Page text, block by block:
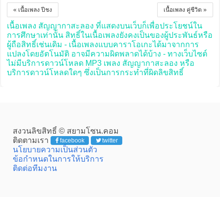
เนื้อเพลง คู่ชีวิต »
« เนื้อเพลง ปีชง
เนื้อเพลง สัญญากาสะลอง ที่แสดงบนเว็บก็เพื่อประโยชน์ใน
การศึกษาเท่านั้น สิทธิ์ในเนื้อเพลงยังคงเป็นของผู้ประพันธ์หรือ
ผู้ถือสิทธิ์เช่นเดิม - เนื้อเพลงแบบคาราโอเกะได้มาจากการ
แปลงโดยอัตโนมัติ อาจมีความผิดพลาดได้บ้าง - ทางเว็บไซต์
ไม่มีบริการดาวน์โหลด MP3 เพลง สัญญากาสะลอง หรือ
บริการดาวน์โหลดใดๆ ซึ่งเป็นการกระทำที่ผิดลิขสิทธิ์
สงวนลิขสิทธิ์ © สยามโซน.คอม
ติดตามเรา
facebook twitter
นโยบายความเป็นส่วนตัว
ข้อกำหนดในการให้บริการ
ติดต่อทีมงาน